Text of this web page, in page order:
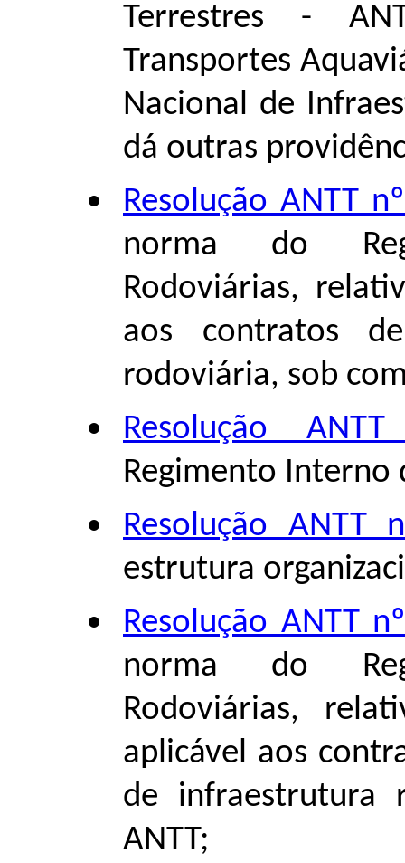
Terrestres -
Transportes
Nacional de
dá outras
Resolução ANTT
norma do
Rodoviárias,
aos contratos
rodoviária, sob
Resolução
Regimento Interno
Resolução ANTT
estrutura
Resolução ANTT
norma do
Rodoviárias,
aplicável aos
de infraestrutura
ANTT;